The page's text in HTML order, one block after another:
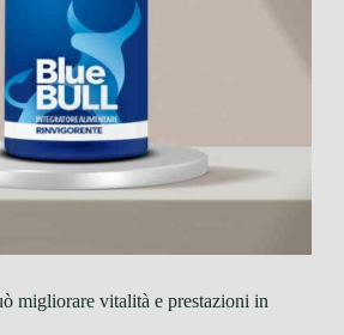
migliorare vitalità e prestazioni in